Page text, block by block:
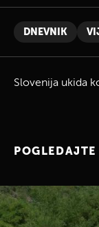
DNEVNIK
Slovenija ukida